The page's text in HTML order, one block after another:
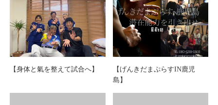
【身体と氣を整えて試合へ】
【げんきだまぷらすIN鹿児
島】